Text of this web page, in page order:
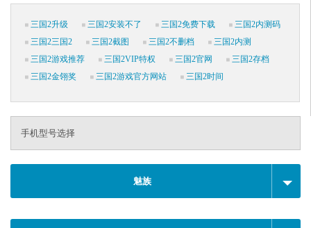
三国2升级 三国2安装不了 三国2免费下载
三国2内测码
三国2三国2
三国2截图 三国2不删档
三国2内测
三国2游戏推荐
三国2VIP特权 三国2官网
三国2存档
三国2金翎奖
三国2游戏官方网站 三国2时间
手机型号选择
魅族